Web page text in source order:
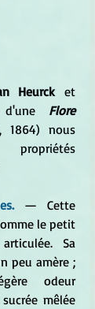
Heurck
Flore
1864) nous
— Cette
le petit
Sa
peu amère ;
odeur
mêlée